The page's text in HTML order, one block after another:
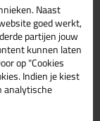
van
o.a. koffie,
Naast
goed werkt,
partijen jouw
kunnen laten
op "Cookies
Indien je kiest
analytische